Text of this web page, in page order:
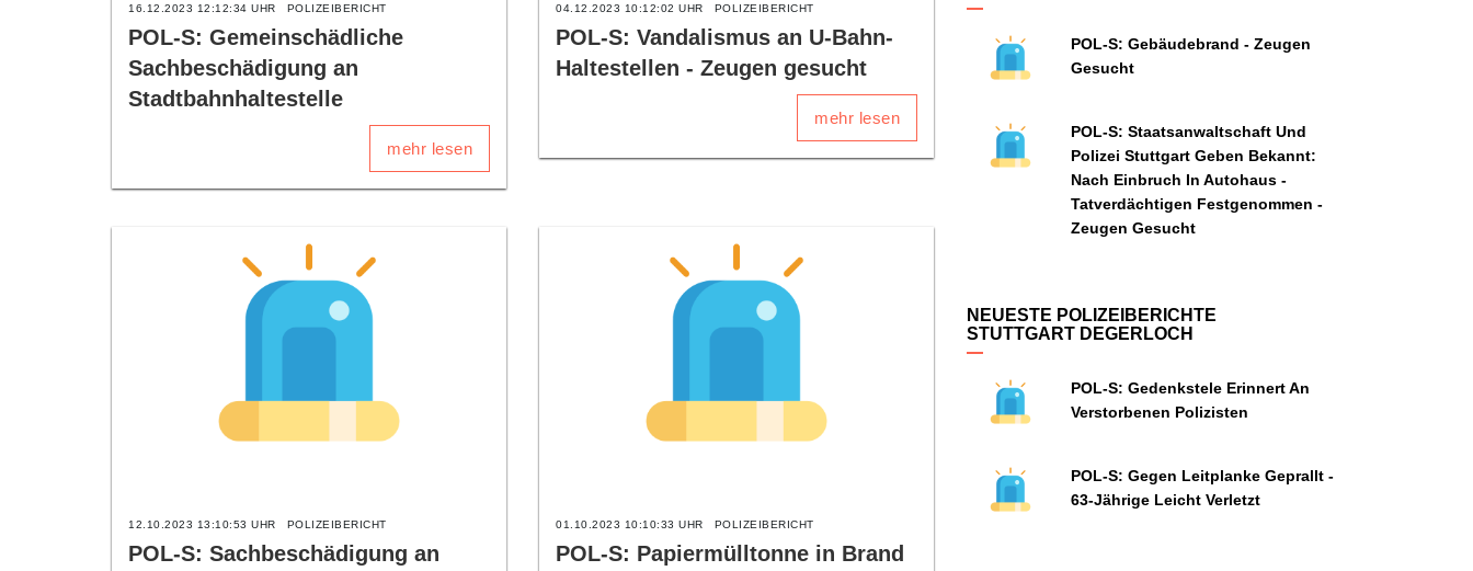
16.12.2023 12:12:34 UHR POLIZEIBERICHT
POL-S: Gemeinschädliche
Sachbeschädigung an
Stadtbahnhaltestelle
mehr lesen
04.12.2023 10:12:02 UHR POLIZEIBERICHT
POL-S: Vandalismus an U-Bahn-
Haltestellen - Zeugen gesucht
mehr lesen
12.10.2023 13:10:53 UHR POLIZEIBERICHT
POL-S: Sachbeschädigung an
01.10.2023 10:10:33 UHR POLIZEIBERICHT
POL-S: Papiermülltonne in Brand
POL-S: Gebäudebrand - Zeugen
Gesucht
POL-S: Staatsanwaltschaft Und
Polizei Stuttgart Geben Bekannt:
Nach Einbruch In Autohaus -
Tatverdächtigen Festgenommen -
Zeugen Gesucht
NEUESTE POLIZEIBERICHTE
STUTTGART DEGERLOCH
POL-S: Gedenkstele Erinnert An
Verstorbenen Polizisten
POL-S: Gegen Leitplanke Geprallt -
63-Jährige Leicht Verletzt